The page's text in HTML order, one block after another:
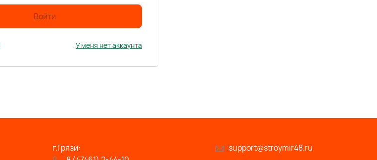
Войти
У меня нет аккаунта
support@stroymir48.ru
г.Грязи: